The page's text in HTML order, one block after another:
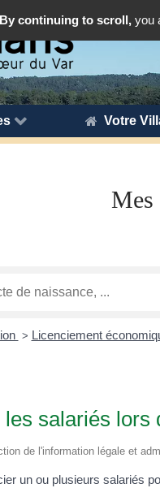
Votre
Mes
> Licenciement
salariés
de l'information légale et
un ou plusieurs salariés
By continuing to scroll, you